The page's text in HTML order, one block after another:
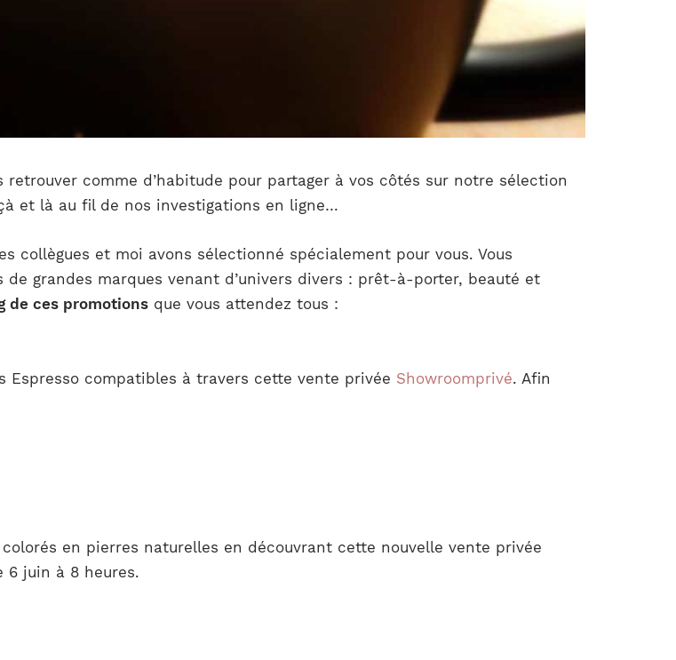
comme d’habitude pour partager à vos côtés sur notre sélection
et là au fil de nos investigations en ligne…
collègues et moi avons sélectionné spécialement pour vous. Vous
grandes marques venant d’univers divers : prêt-à-porter, beauté et
de ces promotions que vous attendez tous :
Espresso compatibles à travers cette vente privée Showroomprivé. Afin
en pierres naturelles en découvrant cette nouvelle vente privée
6 juin à 8 heures.